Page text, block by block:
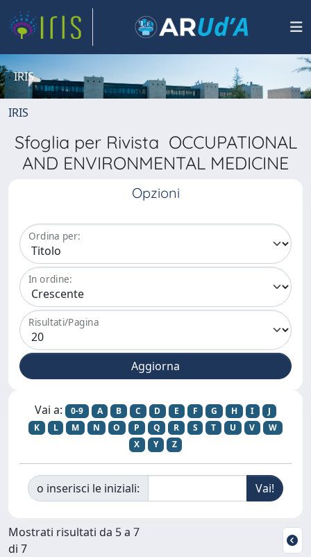
IRIS
IRIS
Sfoglia per Rivista OCCUPATIONAL
AND ENVIRONMENTAL MEDICINE
Opzioni
Ordina per:
In ordine:
Risultati/Pagina
Vai a: 0-9 A B C D E F G H I
J
K
L M N O P Q R S T U V
W
X
Y Z
o inserisci le iniziali:
Mostrati risultati da 5 a 7
di 7